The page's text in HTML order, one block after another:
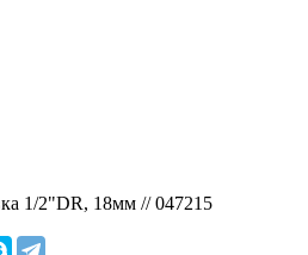
1/2"DR, 18мм // 047215